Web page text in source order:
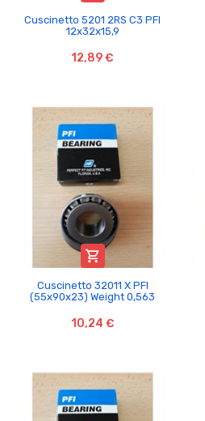
Cuscinetto 5201 2RS C3 PFI
12x32x15,9
12,89 €

Cuscinetto 32011 X PFI
(55x90x23) Weight 0,563
10,24 €